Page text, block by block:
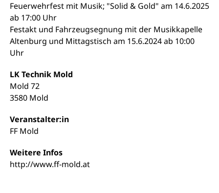
Feuerwehrfest mit Musik; "Solid & Gold" am 14.6.2025
ab 17:00 Uhr
Festakt und Fahrzeugsegnung mit der Musikkapelle
Altenburg und Mittagstisch am 15.6.2024 ab 10:00
Uhr
LK Technik Mold
Mold 72
3580 Mold
Veranstalter:in
FF Mold
Weitere Infos
http://www.ff-mold.at